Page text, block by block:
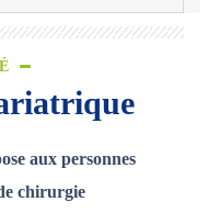
aux personnes
chirurgie